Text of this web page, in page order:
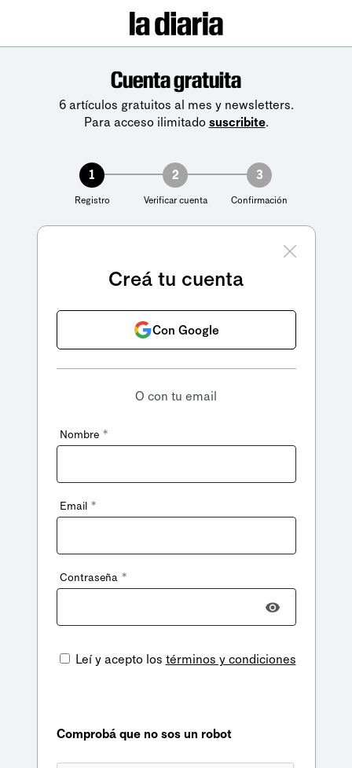
Cuenta gratuita
6 artículos gratuitos al mes y newsletters.
Para acceso ilimitado suscribite.
1
Registro
2
Verificar cuenta
3
Confirmación
Creá tu cuenta
Con Google
O con tu email
Nombre *
Email *
Contraseña *
Leí y acepto los términos y condiciones
Comprobá que no sos un robot